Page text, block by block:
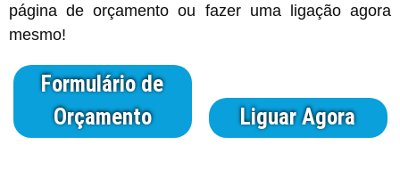
página de orçamento ou fazer uma ligação agora
mesmo!
Formulário de
Orçamento
Liguar Agora